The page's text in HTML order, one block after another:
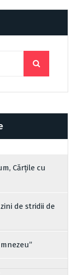
Cărțile cu
de stridii de